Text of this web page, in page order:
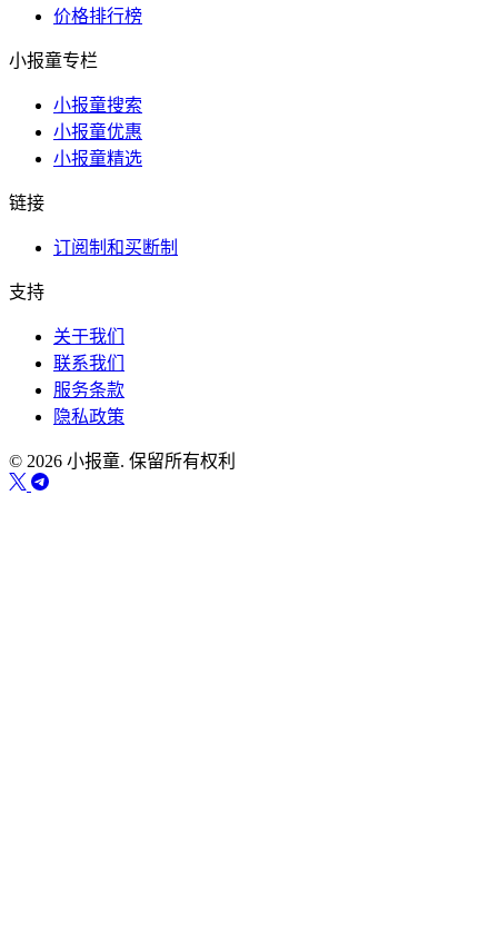
价格排行榜
小报童专栏
小报童搜索
小报童优惠
小报童精选
链接
订阅制和买断制
支持
关于我们
联系我们
服务条款
隐私政策
© 2026 小报童. 保留所有权利